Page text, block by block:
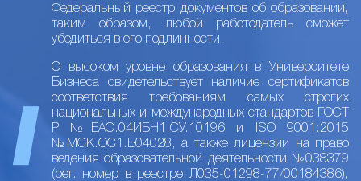
Федеральный реестр документов об образовании,
таким образом, любой работодатель сможет
убедиться в его подлинности.
О высоком уровне образования в Университете
Бизнеса свидетельствует наличие сертификатов
соответствия требованиям самых строгих
национальных и международных стандартов ГОСТ
Р №ЕАС.04ИБН1.СУ.10196 и ISO 9001:2015
№МСК.ОС1.Б04028, а также лицензии на право
ведения образовательной деятельности №038379
(рег. номер в реестре Л035-01298-77/00184386),